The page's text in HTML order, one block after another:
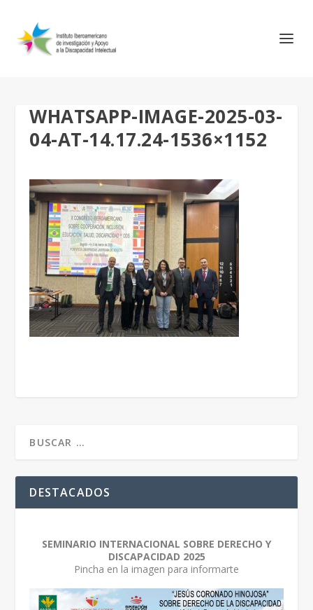
WHATSAPP-IMAGE-2025-03-
04-AT-14.17.24-1536×1152
DESTACADOS
SEMINARIO INTERNACIONAL SOBRE DERECHO Y
DISCAPACIDAD 2025
Pincha en la imagen para informarte